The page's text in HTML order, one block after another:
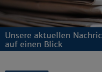
Unsere aktuellen
auf einen Blick